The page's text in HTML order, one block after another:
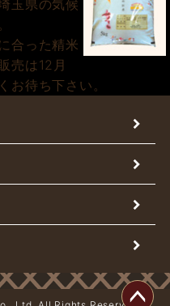
玉県の気候
合った精米
売は12月
お待ち下さい。